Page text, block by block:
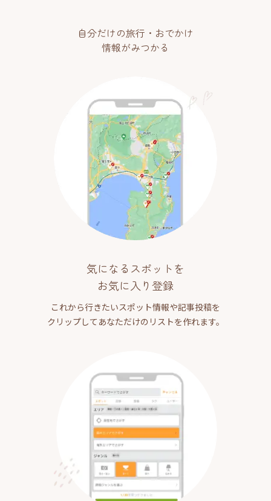
自分だけの旅行・おでかけ
情報がみつかる
気になるスポットを
お気に入り登録
これから行きたいスポット情報や記事投稿を
クリップしてあなただけのリストを作れます。